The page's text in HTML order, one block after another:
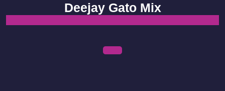
content
Deejay Gato Mix